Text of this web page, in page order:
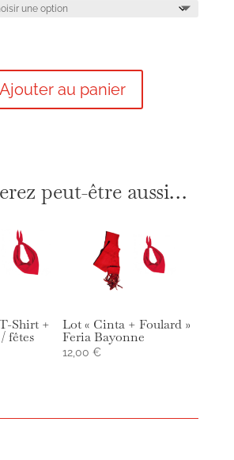
Ajouter au panier
peut-être aussi…
Shirt +
fêtes
Lot « Cinta + Foulard »
Feria Bayonne
12,00€